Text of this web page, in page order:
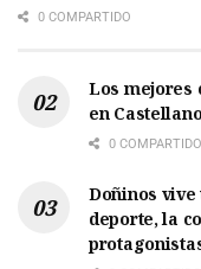
0 COMPARTIDO
Los mejores
en
0 COMPARTIDO
Doñinos
deporte, la